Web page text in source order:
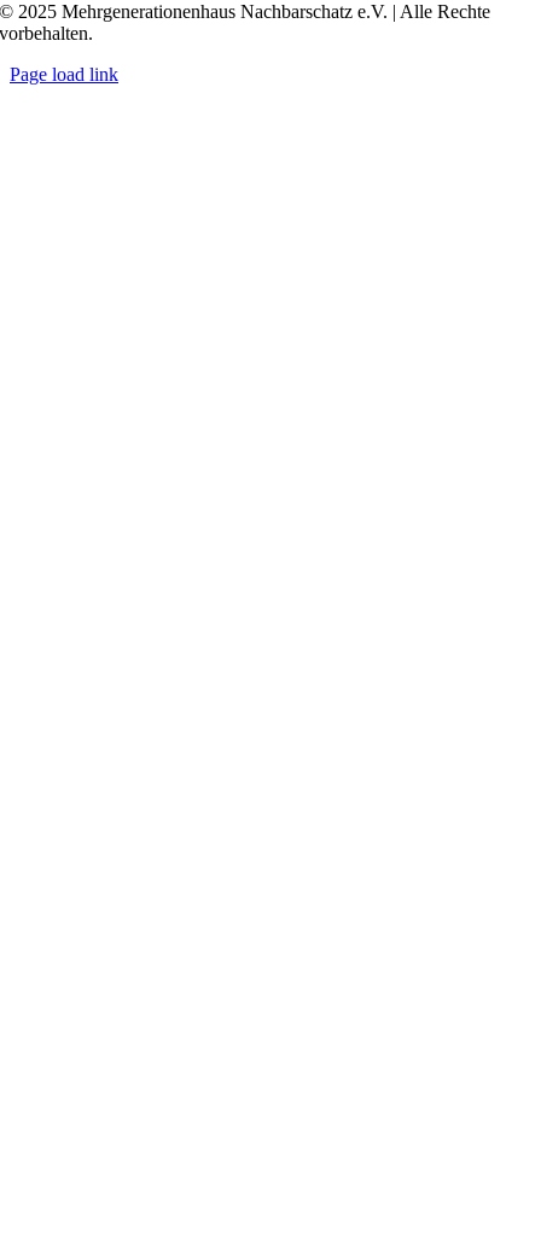
© 2025 Mehrgenerationenhaus Nachbarschatz e.V. | Alle Rechte
vorbehalten.
Page load link